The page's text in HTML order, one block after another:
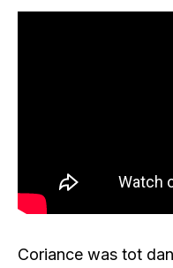
Coriance was tot